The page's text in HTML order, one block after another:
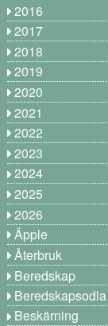
2016
2017
2018
2019
2020
2021
2022
2023
2024
2025
2026
Äpple
Återbruk
Beredskap
Beredskapsodla
Beskärning